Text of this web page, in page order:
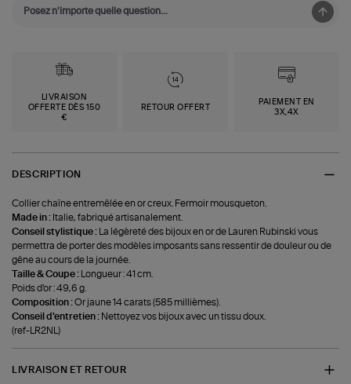
LIVRAISON
OFFERTE DÈS 150
€
RETOUR OFFERT
PAIEMENT EN
3X,4X
DESCRIPTION
Collier chaîne entremêlée en or creux. Fermoir mousqueton.
Made in : Italie, fabriqué artisanalement.
Conseil stylistique :
La légèreté des bijoux en or de Lauren Rubinski vous
permettra de porter des modèles imposants sans ressentir de douleur ou de
gêne au cours de la journée.
Taille & Coupe :
Longueur : 41 cm.
Poids d'or : 49,6 g.
Composition :Or jaune 14 carats (585 millièmes).
Conseil d'entretien : Nettoyez vos bijoux avec un tissu doux.
(ref-LR2NL)
LIVRAISON ET RETOUR